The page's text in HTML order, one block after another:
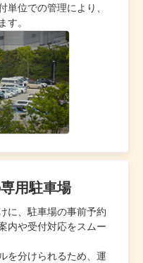
単位での管理により、
す。
用駐車場
に、駐車場の事前予約
内や受付対応をスムー
を分けられるため、運